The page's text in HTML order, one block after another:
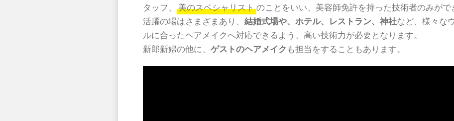
タッフ、
美のスペシャリストのことをいい、美容師免許を持った技術者のみがで
活躍の場はさまざまあり、 結婚式場や、ホテル、レストラン、神社など、様々な
ルに合ったヘアメイクへ対応できるよう、高い技術力が必要となります。
新郎新婦の他に、 ゲストのヘアメイク も担当をすることもあります。